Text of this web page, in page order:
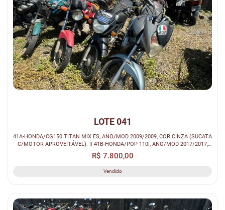
LOTE 041
41A-HONDA/CG150 TITAN MIX ES, ANO/MOD 2009/2009, COR CINZA (SUCATA
C/MOTOR APROVEITÁVEL). || 41B-HONDA/POP 110I, ANO/MOD 2017/2017,
COR PRET...
R$ 7.800,00
Vendido